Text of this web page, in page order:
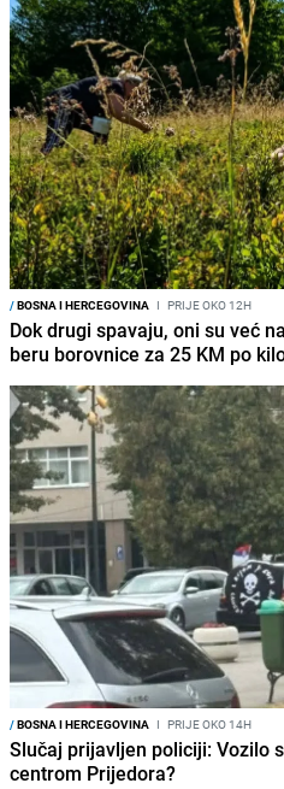
/BOSNA I HERCEGOVINA I PRIJE OKO 12H
Dok drugi spavaju, oni su već
beru borovnice za 25 KM po
/BOSNA I HERCEGOVINA I PRIJE OKO 14H
Slučaj prijavljen policiji: Vozilo
centrom Prijedora?